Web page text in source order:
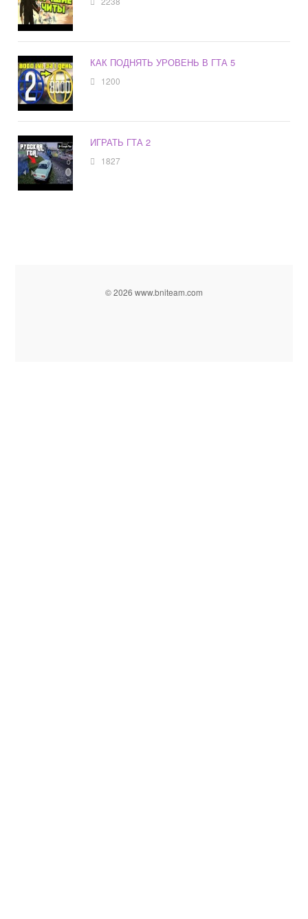
КАК ПОДНЯТЬ УРОВЕНЬ В ГТА 5
1200
ИГРАТЬ ГТА 2
1827
© 2026 www.bniteam.com